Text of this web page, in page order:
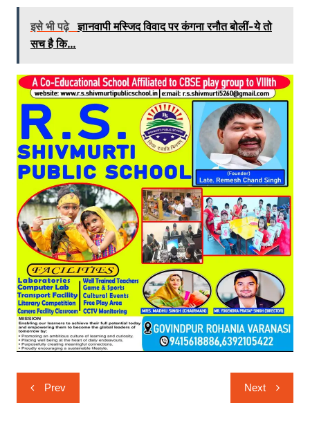
इसे भी पढ़े ज्ञानवापी मस्जिद विवाद पर कंगना रनौत बोलीं-ये तो
सच है कि…
Post
navigation
Prev Next